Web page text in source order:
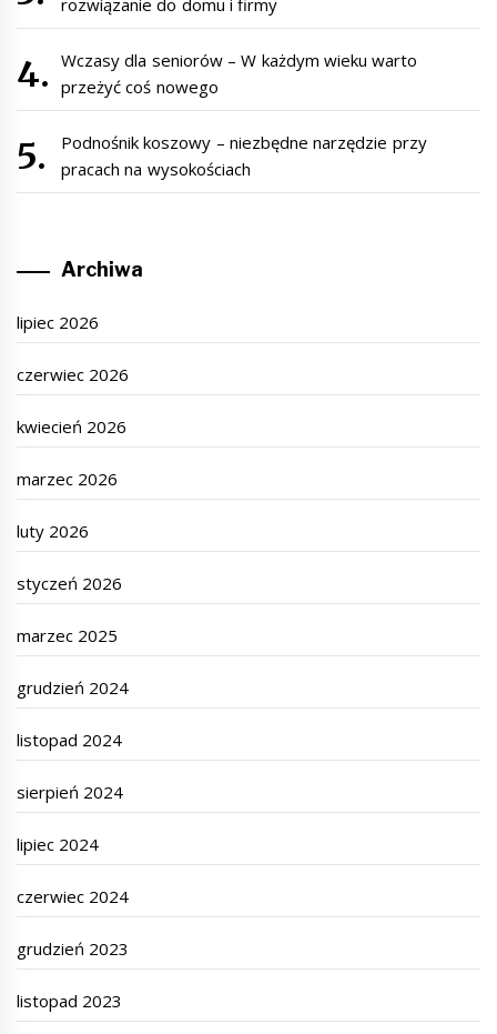
rozwiązanie do domu i firmy
Wczasy dla seniorów – W każdym wieku warto
przeżyć coś nowego
Podnośnik koszowy – niezbędne narzędzie przy
pracach na wysokościach
Archiwa
lipiec 2026
czerwiec 2026
kwiecień 2026
marzec 2026
luty 2026
styczeń 2026
marzec 2025
grudzień 2024
listopad 2024
sierpień 2024
lipiec 2024
czerwiec 2024
grudzień 2023
listopad 2023